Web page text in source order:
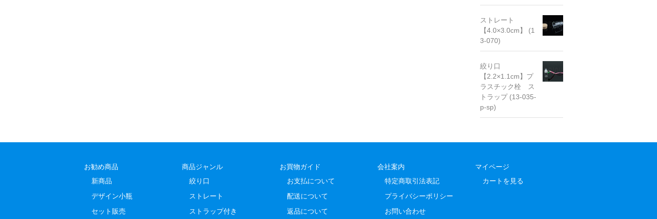
ストレート
【4.0×3.0cm】 (1
3-070)
絞り口
【2.2×1.1cm】プ
ラスチック栓 ス
トラップ (13-035-
p-sp)
お勧め商品
新商品
デザイン小瓶
セット販売
商品ジャンル
絞り口
ストレート
ストラップ付き
お買物ガイド
お支払について
配送について
返品について
会社案内
特定商取引法表記
プライバシーポリシー
お問い合わせ
マイページ
カートを見る